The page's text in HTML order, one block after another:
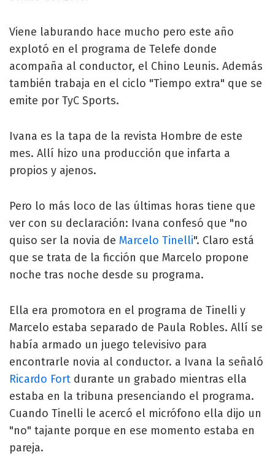
Viene laburando hace mucho pero este año
explotó en el programa de Telefe donde
acompaña al conductor, el Chino Leunis. Además
también trabaja en el ciclo "Tiempo extra" que se
emite por TyC Sports.
Ivana es la tapa de la revista Hombre de este
mes. Allí hizo una producción que infarta a
propios y ajenos.
Pero lo más loco de las últimas horas tiene que
ver con su declaración: Ivana confesó que "no
quiso ser la novia de Marcelo Tinelli". Claro está
que se trata de la ficción que Marcelo propone
noche tras noche desde su programa.
Ella era promotora en el programa de Tinelli y
Marcelo estaba separado de Paula Robles. Allí se
había armado un juego televisivo para
encontrarle novia al conductor. a Ivana la señaló
Ricardo Fort durante un grabado mientras ella
estaba en la tribuna presenciando el programa.
Cuando Tinelli le acercó el micrófono ella dijo un
"no" tajante porque en ese momento estaba en
pareja.